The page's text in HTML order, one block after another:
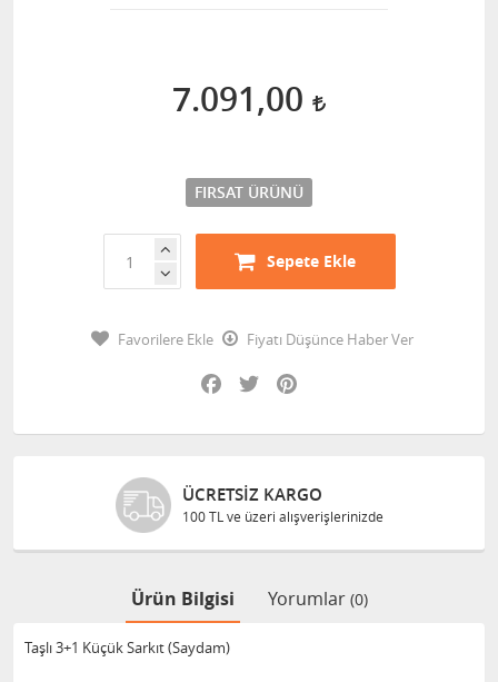
7.091,00
FIRSAT ÜRÜNÜ
Sepete Ekle
Favorilere Ekle
Fiyatı Düşünce Haber Ver
Facebook
Twitter
ÜCRETSIZ KARGO
100 TL ve üzeri alışverişlerinizde
Ürün Bilgisi Yorumlar (0)
Taşlı 3+1 Küçük Sarkıt (Saydam)